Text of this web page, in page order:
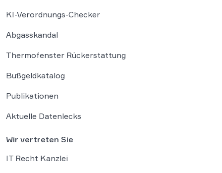
KI-Verordnungs-Checker
Abgasskandal
Thermofenster Rückerstattung
Bußgeldkatalog
Publikationen
Aktuelle Datenlecks
Wir vertreten Sie
IT Recht Kanzlei